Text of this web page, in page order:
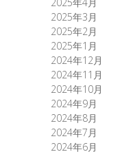
2025年3月
2025年2月
2025年1月
2024年12月
2024年11月
2024年10月
2024年9月
2024年8月
2024年7月
2024年6月